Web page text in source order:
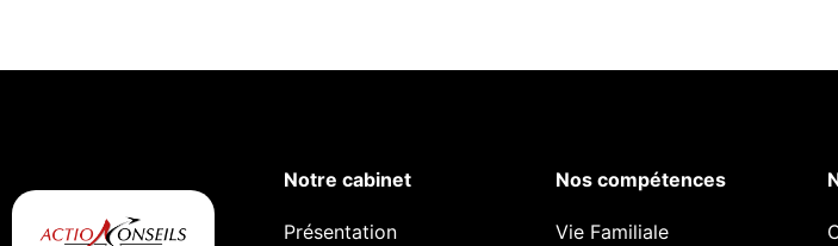
Notre cabinet
Présentation
Nos compétences
Vie Familiale